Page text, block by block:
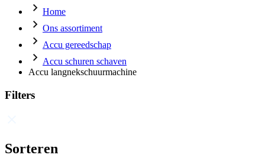
Home
Ons assortiment
Accu gereedschap
Accu schuren schaven
Accu langnekschuurmachine
Filters
Sorteren